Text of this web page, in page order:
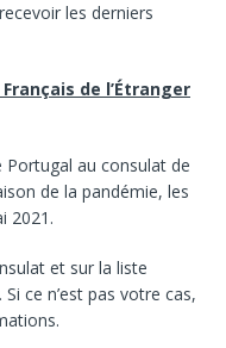
les derniers
de l’Étranger
au consulat de
de la pandémie, les
2021.
et sur la liste
ce n’est pas votre cas,